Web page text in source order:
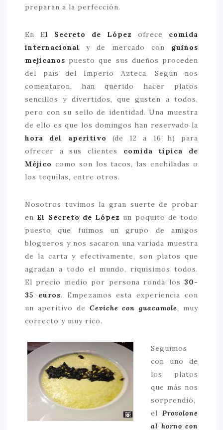
preparan a la perfección.
En El Secreto de López ofrece comida
internacional
y de mercado con guiños
mejicanos puesto que sus dueños proceden
del país del Imperio Azteca. Según nos
comentaron, han querido hacer platos
sencillos y divertidos, que gusten a todos,
pero con su sello de identidad. Una muestra
de ello es que los domingos han reservado la
hora del aperitivo (de 12 a 16 h) para
ofrecer a sus clientes comida típica de
Méjico como son los tacos, las enchiladas o
los tequilas, entre otros.
Nosotros tuvimos la gran suerte de probar
en El Secreto de López un poquito de todo
puesto que fuimos un grupo de amigos
blogueros y nos sacaron una variada muestra
de la carta y efectivamente, son platos que
agradan a todo el mundo, riquísimos todos.
El precio medio por persona ronda los 30-
35 euros. Empezamos esta experiencia con
un aperitivo de Ceviche con guacamole, muy
correcto y muy rico.
Seguimos
con uno de
los platos
que más nos
sorprendió,
el Provolone
al horno con